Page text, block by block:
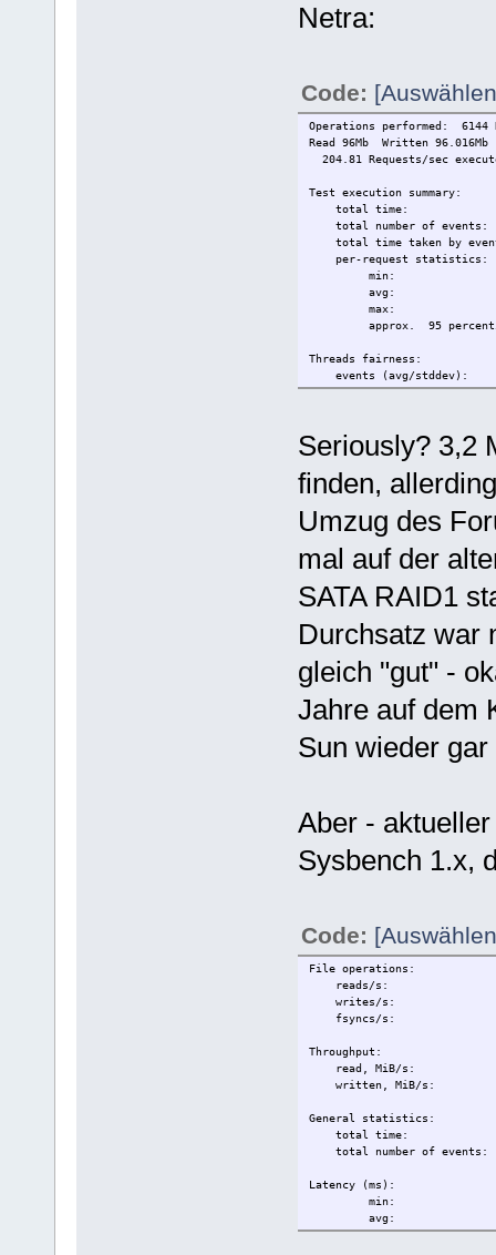
Netra:
Code:
Operations performed: 6144
Read 96Mb Written
204.81 Requests/sec
Test execution summary:
total time:
total number of
total time taken by event
per-request statistics:
min:
avg:
max:
approx. 95
Threads fairness:
events (avg/stddev):
execution time (avg/
Seriously? 3,2
finden,
Umzug des
mal auf der
SATA RAID1
Durchsatz war
gleich "gut" -
Jahre auf dem
Sun wieder
Aber -
Sysbench 1.x,
Code:
File operations:
reads/s:
writes/s:
fsyncs/s:
Throughput:
read, MiB/s:
written, MiB/s:
General statistics:
total time:
total number of
Latency (ms):
min:
avg:
max: